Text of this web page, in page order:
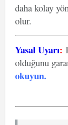
daha kolay
olur.
Yasal Uyarı:
olduğunu
okuyun.